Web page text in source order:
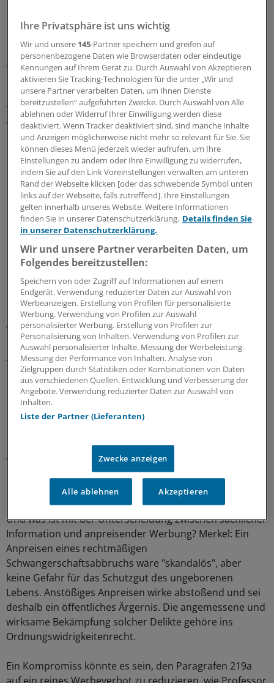
Besonders hart fiel das Urteil des Strafrechtlers und
Rechtsphilosophen Professor Reinhard Merkel
(Universität Hamburg) aus: Paragraf 219a bedrohe
Hinweise auf die Möglichkeit erlaubten Handelns und sei
deshalb "normativ inkonsistent". Schon ein solcher
Wertungswiderspruch sei mit der Verfassung nicht
vereinbar. Er verletze das Grundrecht auf Berufsfreiheit,
das den Ärzten erlaube, über berufsspezifisches
Handeln sachlich zu informieren, aber auch die
Informationsfreiheit der Schwangeren.
Benachteiligung von Frauen
Eine weitere Erwägung Merkels, der auch Mitglied des
Schwangerschaftsabbruch dann, wenn er auf einer
Notlage – Gefahr für Leben und Gesundheit der
Schwangeren – oder auf einer Sexualstraftat beruhe. Es
sei aber "ersichtlich unangemessen und
unverhältnismäßig, den rechtmäßigen Ausweg aus einer
vom Gesetz als unzumutbar anerkannten Notlage zu
erschweren, indem sachliche Information über diesen
Ausweg mit Strafe bedroht werde.
Überdies habe das Bundesverfassungsgericht in seiner
Grundsatzentscheidung über Paragraf 218 den Staat zur
Sicherstellung eines ausreichenden Angebots
ambulanter und stationärer Einrichtungen verpflichtet.
Deshalb sei es "nicht hinnehmbar, Ärzten, die sich
vollständig gesetzeskonform an einer Erfüllung dieser
Staatsaufgabe beteiligen, bei Strafe zu verbieten, auf
diesen Umstand sachlich und öffentlich hinzuweisen.
Und was ist mit der Unterscheidung zwischen sachlicher
Information und anpreisender Werbung? Merkel: Ein
Anpreisen eines rechtmäßigen
Schwangerschaftsabbruchs wäre "skandalös", aber
keine Gefahr für das Schutzgut des ungeborenen
Lebens. Anstößiges Anpreisen wirke abstoßend und sei
deshalb ein öffentliches Ärgernis. Die angemessene und
wirksame Bekämpfung solcher Delikte gehöre ins
Ordnungswidrigkeitenrecht.
Ein Kompromiss könnte es sein, den Paragrafen 219a
Ihre Privatsphäre ist uns wichtig
Wir und unsere 145-Partner speichern und greifen auf
personenbezogene Daten wie Browserdaten oder eindeutige
Kennungen auf Ihrem Gerät zu. Durch Auswahl von Akzeptieren
aktivieren Sie Tracking-Technologien für die unter „Wir und
unsere Partner verarbeiten Daten, um Ihnen Dienste
bereitzustellen“ aufgeführten Zwecke. Durch Auswahl von Alle
ablehnen oder Widerruf Ihrer Einwilligung werden diese
deaktiviert. Wenn Tracker deaktiviert sind, sind manche Inhalte
und Anzeigen möglicherweise nicht mehr so relevant für Sie. Sie
können dieses Menü jederzeit wieder aufrufen, um Ihre
Einstellungen zu ändern oder Ihre Einwilligung zu widerrufen,
indem Sie auf den Link Voreinstellungen verwalten am unteren
Rand der Webseite klicken [oder das schwebende Symbol unten
links auf der Webseite, falls zutreffend]. Ihre Einstellungen
gelten innerhalb unseres Website. Weitere Informationen
finden Sie in unserer Datenschutzerklärung. Details finden Sie
in unserer Datenschutzerklärung.
Wir und unsere Partner verarbeiten Daten, um
Folgendes bereitzustellen:
Speichern von oder Zugriff auf Informationen auf einem
Endgerät. Verwendung reduzierter Daten zur Auswahl von
Werbeanzeigen. Erstellung von Profilen für personalisierte
Werbung. Verwendung von Profilen zur Auswahl
personalisierter Werbung. Erstellung von Profilen zur
Personalisierung von Inhalten. Verwendung von Profilen zur
Auswahl personalisierter Inhalte. Messung der Werbeleistung.
Messung der Performance von Inhalten. Analyse von
Zielgruppen durch Statistiken oder Kombinationen von Daten
aus verschiedenen Quellen. Entwicklung und Verbesserung der
Angebote. Verwendung reduzierter Daten zur Auswahl von
Inhalten.
Liste der Partner (Lieferanten)
Zwecke anzeigen
Alle ablehnen Akzeptieren